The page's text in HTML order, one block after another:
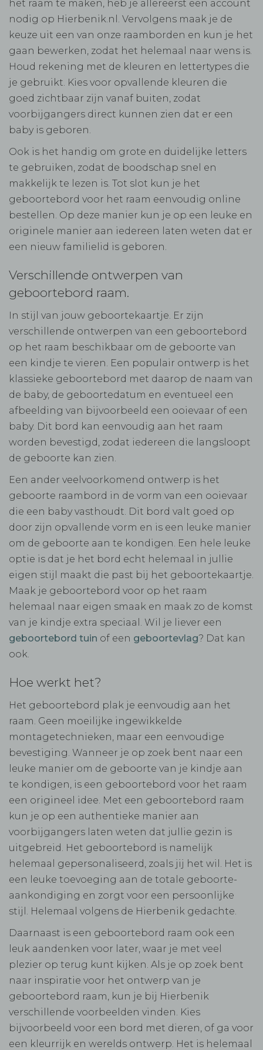
het raam te maken, heb je allereerst een account
nodig op Hierbenik.nl. Vervolgens maak je de
keuze uit een van onze raamborden en kun je het
gaan bewerken, zodat het helemaal naar wens is.
Houd rekening met de kleuren en lettertypes die
je gebruikt. Kies voor opvallende kleuren die
goed zichtbaar zijn vanaf buiten, zodat
voorbijgangers direct kunnen zien dat er een
baby is geboren.
Ook is het handig om grote en duidelijke letters
te gebruiken, zodat de boodschap snel en
makkelijk te lezen is. Tot slot kun je het
geboortebord voor het raam eenvoudig online
bestellen. Op deze manier kun je op een leuke en
originele manier aan iedereen laten weten dat er
een nieuw familielid is geboren.
Verschillende ontwerpen van
geboortebord raam.
In stijl van jouw geboortekaartje. Er zijn
verschillende ontwerpen van een geboortebord
op het raam beschikbaar om de geboorte van
een kindje te vieren. Een populair ontwerp is het
klassieke geboortebord met daarop de naam van
de baby, de geboortedatum en eventueel een
afbeelding van bijvoorbeeld een ooievaar of een
baby. Dit bord kan eenvoudig aan het raam
worden bevestigd, zodat iedereen die langsloopt
de geboorte kan zien.
Een ander veelvoorkomend ontwerp is het
geboorte raambord in de vorm van een ooievaar
die een baby vasthoudt. Dit bord valt goed op
door zijn opvallende vorm en is een leuke manier
om de geboorte aan te kondigen. Een hele leuke
optie is dat je het bord echt helemaal in jullie
eigen stijl maakt die past bij het geboortekaartje.
Maak je geboortebord voor op het raam
helemaal naar eigen smaak en maak zo de komst
van je kindje extra speciaal. Wil je liever een
geboortebord tuin of een geboortevlag? Dat kan
ook.
Hoe werkt het?
Het geboortebord plak je eenvoudig aan het
raam. Geen moeilijke ingewikkelde
montagetechnieken, maar een eenvoudige
bevestiging. Wanneer je op zoek bent naar een
leuke manier om de geboorte van je kindje aan
te kondigen, is een geboortebord voor het raam
een origineel idee. Met een geboortebord raam
kun je op een authentieke manier aan
voorbijgangers laten weten dat jullie gezin is
uitgebreid. Het geboortebord is namelijk
helemaal gepersonaliseerd, zoals jij het wil. Het is
een leuke toevoeging aan de totale geboorte-
aankondiging en zorgt voor een persoonlijke
stijl. Helemaal volgens de Hierbenik gedachte.
Daarnaast is een geboortebord raam ook een
leuk aandenken voor later, waar je met veel
plezier op terug kunt kijken. Als je op zoek bent
naar inspiratie voor het ontwerp van je
geboortebord raam, kun je bij Hierbenik
verschillende voorbeelden vinden. Kies
bijvoorbeeld voor een bord met dieren, of ga voor
een kleurrijk en werelds ontwerp. Het is helemaal